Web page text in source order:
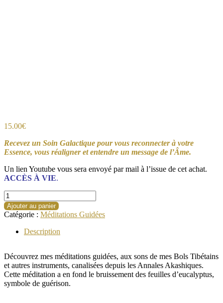
15.00€
Recevez un Soin Galactique pour vous reconnecter à votre
Essence, vous réaligner et entendre un message de l’Âme.
Un lien Youtube vous sera envoyé par mail à l’issue de cet achat.
ACCÈS À VIE.
quantité
de
Soin
Galactique
Ajouter au panier
Catégorie : Méditations Guidées
Description
Découvrez mes méditations guidées, aux sons de mes Bols Tibétains
et autres instruments, canalisées depuis les Annales Akashiques.
Cette méditation a en fond le bruissement des feuilles d’eucalyptus,
symbole de guérison.